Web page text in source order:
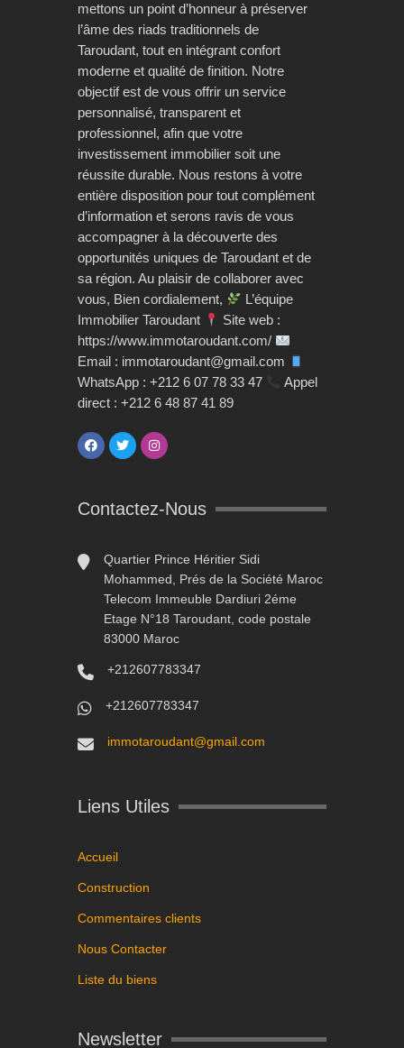
mettons un point d’honneur à préserver
l’âme des riads traditionnels de
Taroudant, tout en intégrant confort
moderne et qualité de finition. Notre
objectif est de vous offrir un service
personnalisé, transparent et
professionnel, afin que votre
investissement immobilier soit une
réussite durable. Nous restons à votre
entière disposition pour tout complément
d’information et serons ravis de vous
accompagner à la découverte des
opportunités uniques de Taroudant et de
sa région. Au plaisir de collaborer avec
vous, Bien cordialement,
L’équipe
Immobilier Taroudant
Site web :
https://www.immotaroudant.com/
Email : immotaroudant@gmail.com
WhatsApp : +212 6 07 78 33 47
Appel
direct : +212 6 48 87 41 89
Contactez-Nous
Quartier Prince Héritier Sidi
Mohammed, Prés de la Société Maroc
Telecom Immeuble Dardiuri 2éme
Etage N°18 Taroudant, code postale
83000 Maroc
+212607783347
+212607783347
immotaroudant@gmail.com
Liens Utiles
Accueil
Construction
Commentaires clients
Nous Contacter
Liste du biens
Newsletter